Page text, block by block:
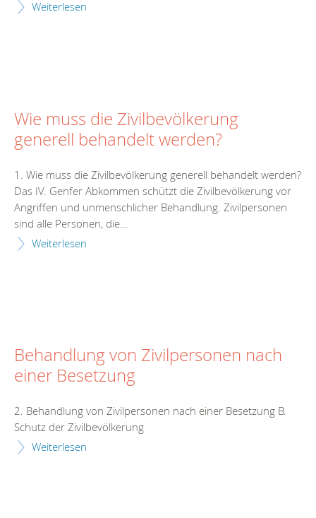
Weiterlesen
Wie muss die Zivilbevölkerung
generell behandelt werden?
1. Wie muss die Zivilbevölkerung generell behandelt werden?
Das IV. Genfer Abkommen schützt die Zivilbevölkerung vor
Angriffen und unmenschlicher Behandlung. Zivilpersonen
sind alle Personen, die...
Weiterlesen
Behandlung von Zivilpersonen nach
einer Besetzung
2. Behandlung von Zivilpersonen nach einer Besetzung B.
Schutz der Zivilbevölkerung
Weiterlesen